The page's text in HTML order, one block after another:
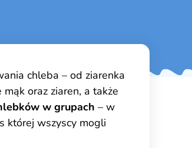
chleba – od ziarenka
oraz ziaren, a także
w grupach – w
której wszyscy mogli